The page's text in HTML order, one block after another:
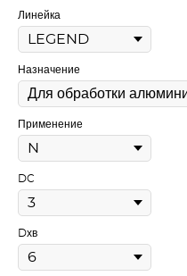
Линейка
Назначение
Применение
DC
Dхв